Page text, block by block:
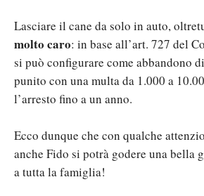
Lasciare il cane da solo in auto,
molto caro: in base all’art. 727 del
si può configurare come abbandono
punito con una multa da 1.000 a
l’arresto fino a un anno.
Ecco dunque che con qualche
anche Fido si potrà godere una bella
a tutta la famiglia!